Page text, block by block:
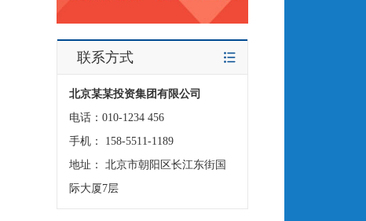
联系方式
北京某某投资集团有限公司
电话：010-1234 456
手机： 158-5511-1189
地址： 北京市朝阳区长江东街国
际大厦7层